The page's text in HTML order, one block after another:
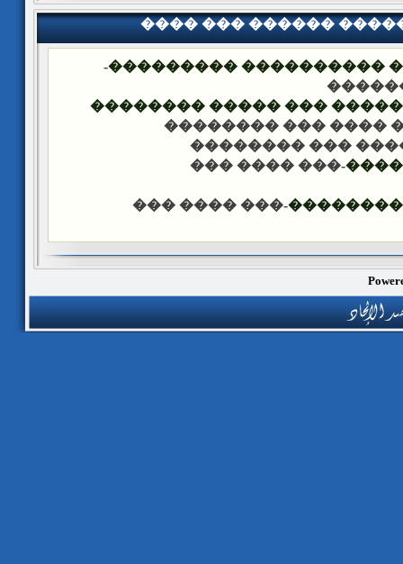
���� ��� ������
�������� �� ���
-
���
���� ����� �������� ���
-��� ���� ���
-��� ���� ���
-��� ���� ���
������
-��� ���� ���